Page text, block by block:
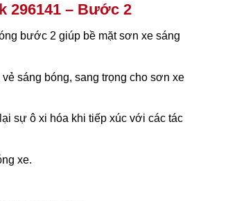
296141 – Bước 2
bước 2 giúp bề mặt sơn xe sáng
sáng bóng, sang trọng cho sơn xe
sự ô xi hóa khi tiếp xúc với các tác
xe.